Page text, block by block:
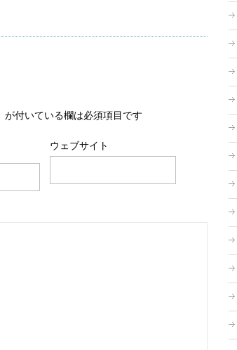
が付いている欄は必須項目です
ウェブサイト